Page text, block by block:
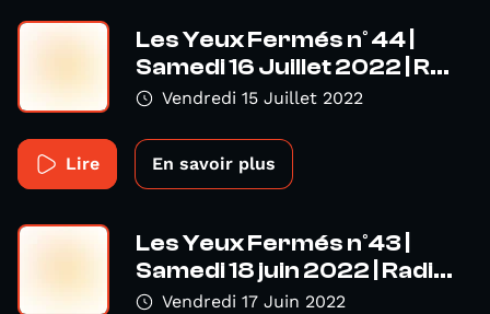
Les Yeux Fermés n° 44 |
Samedi 16 Juillet 2022 | R...
Vendredi 15 Juillet 2022
Lire En savoir plus
Les Yeux Fermés n°43 |
Samedi 18 juin 2022 | Radi...
Vendredi 17 Juin 2022